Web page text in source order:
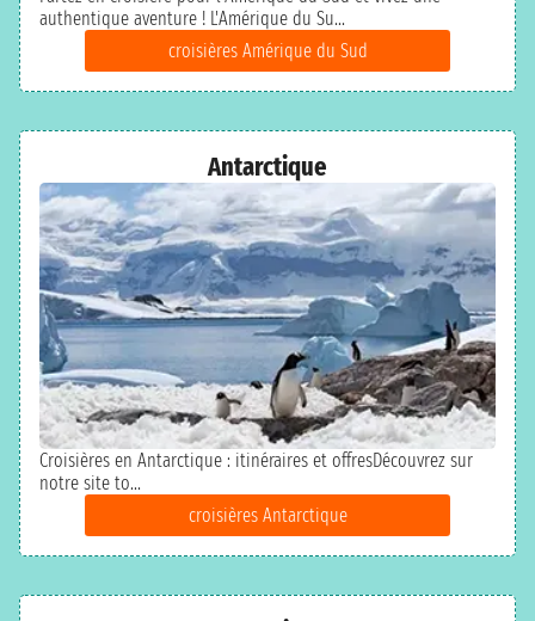
authentique aventure ! L'Amérique du Su...
croisières Amérique du Sud
Antarctique
Croisières en Antarctique : itinéraires et offresDécouvrez sur
notre site to...
croisières Antarctique